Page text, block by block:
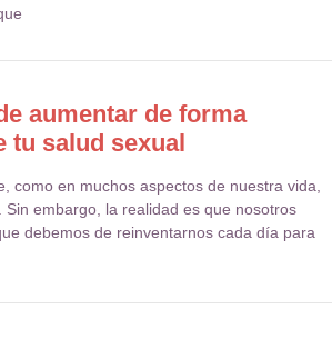
aumentar de forma
tu salud sexual
como en muchos aspectos de nuestra vida,
Sin embargo, la realidad es que nosotros
debemos de reinventarnos cada día para